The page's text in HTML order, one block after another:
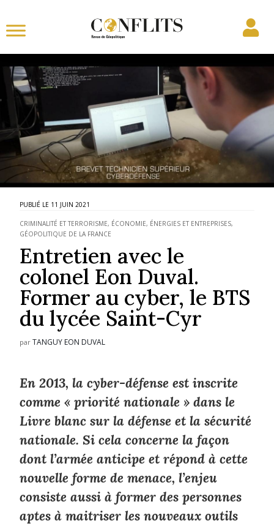
11 JUIN 2021
CRIMINALITÉ ET TERRORISME, ÉCONOMIE, ÉNERGIES ET ENTREPRISES,
GÉOPOLITIQUE DE LA FRANCE
Entretien avec le
colonel Eon Duval.
Former au cyber, le BTS
du lycée Saint-Cyr
parTANGUY EON DUVAL
En 2013, la cyber-défense est inscrite
comme « priorité nationale » dans le
Livre blanc sur la défense et la sécurité
nationale. Si cela concerne la façon
dont l’armée anticipe et répond à cette
nouvelle forme de menace, l’enjeu
consiste aussi à former des personnes
aptes à maitriser les nouveaux outils